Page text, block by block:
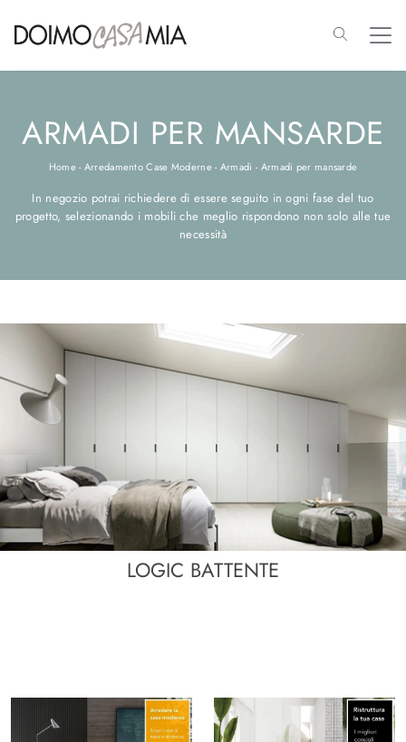
ARMADI PER MANSARDE
Home - Arredamento Case Moderne - Armadi - Armadi per mansarde
In negozio potrai richiedere di essere seguito in ogni fase del tuo
progetto, selezionando i mobili che meglio rispondono non solo alle tue
necessità
LOGIC BATTENTE